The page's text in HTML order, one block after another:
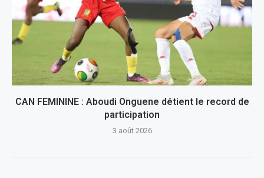
CAN FEMININE : Aboudi Onguene détient le record de
participation
3 août 2026